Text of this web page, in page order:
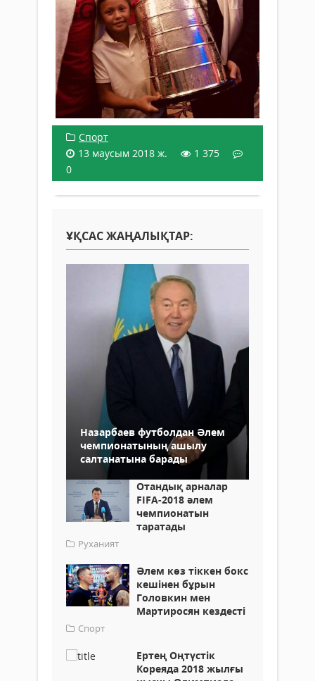
Спорт
13 маусым 2018 ж.
1 375
0
ҰҚСАС ЖАҢАЛЫҚТАР:
Назарбаев футболдан Әлем
чемпионатының ашылу
салтанатына барады
Отандық арналар
FIFA-2018 әлем
чемпионатын
таратады
Руханият
Әлем көз тіккен бокс
кешінен бұрын
Головкин мен
Мартиросян кездесті
Спорт
Ертең Оңтүстік
Кореяда 2018 жылғы